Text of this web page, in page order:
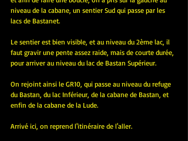
niveau de la cabane, un sentier Sud qui passe par les
lacs de Bastanet.
Le sentier est bien visible, et au niveau du 2ème lac, il
faut gravir une pente assez raide, mais de courte durée,
pour arriver au niveau du lac de Bastan Supérieur.
On rejoint ainsi le GR10, qui passe au niveau du refuge
du Bastan, du lac Inférieur, de la cabane de Bastan, et
enfin de la cabane de la Lude.
Arrivé ici, on reprend l'itinéraire de l'aller.